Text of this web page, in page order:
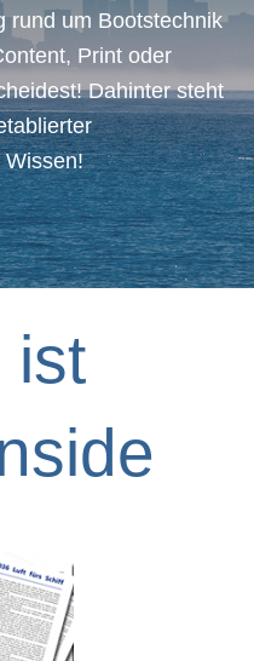
rund um Bootstechnik
Print oder
Dahinter steht
Wissen!
ist